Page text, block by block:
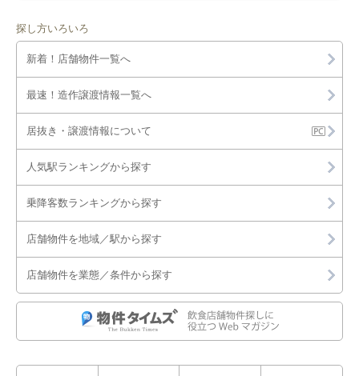
探し方いろいろ
新着！店舗物件一覧へ
最速！造作譲渡情報一覧へ
居抜き・譲渡情報について
人気駅ランキングから探す
乗降客数ランキングから探す
店舗物件を地域／駅から探す
店舗物件を業態／条件から探す